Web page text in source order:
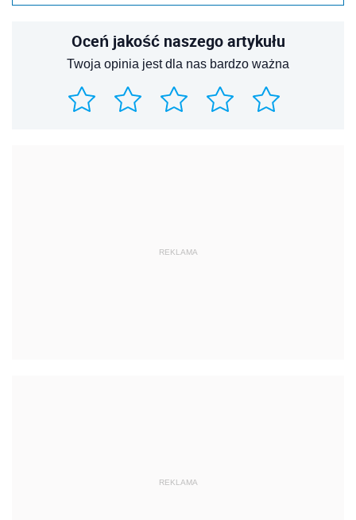
Oceń jakość naszego artykułu
Twoja opinia jest dla nas bardzo ważna
REKLAMA
REKLAMA